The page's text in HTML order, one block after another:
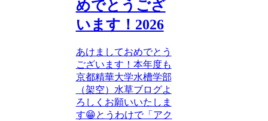
めでとうござ
います！2026
あけましておめでとう
ございます！本年度も
京都精華大学水槽学部
（架空）水草ブログよ
ろしくお願いいたしま
す😁とうわけで「アク